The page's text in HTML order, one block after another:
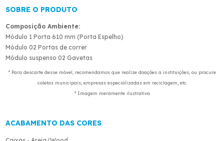
SOBRE O PRODUTO
Composição Ambiente:
Módulo 1 Porta 610 mm (Porta Espelho)
Módulo 02 Portas de correr
Módulo suspenso 02 Gavetas
* Para descarte desse móvel, recomendamos que realize doações a instituições, ou procure
coletas municipais, empresas especializadas em reciclagem, etc.
* Imagem meramente ilustrativa
ACABAMENTO DAS CORES